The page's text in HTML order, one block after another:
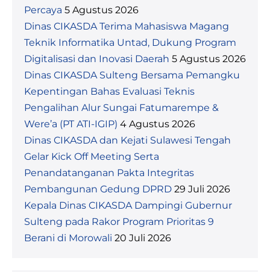
Percaya 5 Agustus 2026
Dinas CIKASDA Terima Mahasiswa Magang
Teknik Informatika Untad, Dukung Program
Digitalisasi dan Inovasi Daerah 5 Agustus 2026
Dinas CIKASDA Sulteng Bersama Pemangku
Kepentingan Bahas Evaluasi Teknis
Pengalihan Alur Sungai Fatumarempe &
Were’a (PT ATI-IGIP) 4 Agustus 2026
Dinas CIKASDA dan Kejati Sulawesi Tengah
Gelar Kick Off Meeting Serta
Penandatanganan Pakta Integritas
Pembangunan Gedung DPRD 29 Juli 2026
Kepala Dinas CIKASDA Dampingi Gubernur
Sulteng pada Rakor Program Prioritas 9
Berani di Morowali 20 Juli 2026